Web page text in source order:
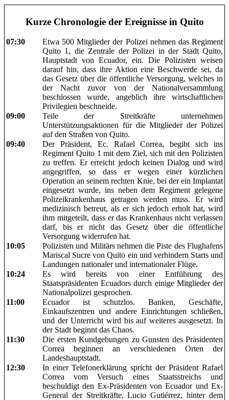
Kurze Chronologie der Ereignisse in Quito
07:30
Etwa 500 Mitglieder der Polizei nehmen das Regiment
Quito 1, die Zentrale der Polizei in der Stadt Quito,
Hauptstadt von Ecuador, ein. Die Polizisten weisen
darauf hin, dass ihre Aktion eine Beschwerde sei, da
das Gesetz über die öffentliche Versorgung, welches in
der Nacht zuvor von der Nationalversammlung
beschlossen wurde, angeblich ihre wirtschaftlichen
Privilegien beschneide.
09:00
Teile der Streitkräfte unternehmen
Unterstützungsaktionen für die Mitglieder der Polizei
auf den Straßen von Quito.
09:40
Der Präsident, Ec. Rafael Correa, begibt sich ins
Regiment Quito 1 mit dem Ziel, sich mit den Polizisten
zu treffen. Er erreicht jedoch keinen Dialog und wird
angegriffen, so dass er wegen einer kürzlichen
Operation an seinem rechten Knie, bei der ein Implantat
eingesetzt wurde, ins neben dem Regiment gelegene
Polizeikrankenhaus getragen werden muss. Er wird
medizinisch betreut, als er sich jedoch erholt hat, wird
ihm mitgeteilt, dass er das Krankenhaus nicht verlassen
darf, bis er nicht das Gesetz über die öffentliche
Versorgung widerrufen hat.
10:05
Polizisten und Militärs nehmen die Piste des Flughafens
Mariscal Sucre von Quito ein und verhindern Starts und
Landungen nationaler und internationaler Flüge.
10:24
Es wird bereits von einer Entführung des
Staatspräsidenten Ecuadors durch einige Mitglieder der
Nationalpolizei gesprochen.
11:00
Ecuador ist schutzlos. Banken, Geschäfte,
Einkaufszentren und andere Einrichtungen schließen,
und der Unterricht wird bis auf weiteres ausgesetzt. In
der Stadt beginnt das Chaos.
11:30
Die ersten Kundgebungen zu Gunsten des Präsidenten
Correa beginnen an verschiedenen Orten der
Landeshauptstadt.
12:30
In einer Telefonerklärung spricht der Präsident Rafael
Correa vom Versuch eines Staatsstreichs und
beschuldigt den Ex-Präsidenten von Ecuador und Ex-
General der Streitkräfte, Lucio Gutiérrez, hinter dem